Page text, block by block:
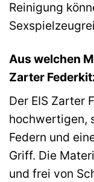
Reinigung
Aus welchen
Zarter
Der EIS Zarter
hochwertigen,
Federn und
Griff. Die
und frei von